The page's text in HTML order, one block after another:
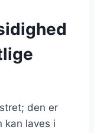
den er
kan laves i